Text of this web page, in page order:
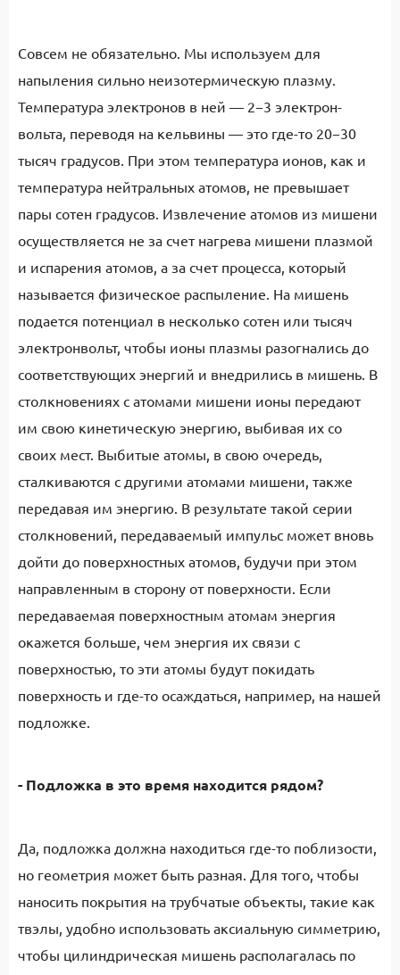
Совсем не обязательно. Мы используем для
напыления сильно неизотермическую плазму.
Температура электронов в ней — 2−3 электрон-
вольта, переводя на кельвины — это где-то 20−30
тысяч градусов. При этом температура ионов, как и
температура нейтральных атомов, не превышает
пары сотен градусов. Извлечение атомов из мишени
осуществляется не за счет нагрева мишени плазмой
и испарения атомов, а за счет процесса, который
называется физическое распыление. На мишень
подается потенциал в несколько сотен или тысяч
электронвольт, чтобы ионы плазмы разогнались до
соответствующих энергий и внедрились в мишень. В
столкновениях с атомами мишени ионы передают
им свою кинетическую энергию, выбивая их со
своих мест. Выбитые атомы, в свою очередь,
сталкиваются с другими атомами мишени, также
передавая им энергию. В результате такой серии
столкновений, передаваемый импульс может вновь
дойти до поверхностных атомов, будучи при этом
направленным в сторону от поверхности. Если
передаваемая поверхностным атомам энергия
окажется больше, чем энергия их связи с
поверхностью, то эти атомы будут покидать
поверхность и где-то осаждаться, например, на нашей
подложке.
- Подложка в это время находится рядом?
Да, подложка должна находиться где-то поблизости,
но геометрия может быть разная. Для того, чтобы
наносить покрытия на трубчатые объекты, такие как
твэлы, удобно использовать аксиальную симметрию,
чтобы цилиндрическая мишень располагалась по